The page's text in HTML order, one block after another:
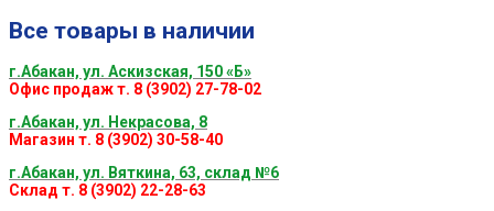
Все товары в наличии
г.Абакан, ул. Аскизская, 150 «Б»
Офис продаж т. 8 (3902) 27-78-02
г.Абакан, ул. Некрасова, 8
Магазин т. 8 (3902) 30-58-40
г.Абакан, ул. Вяткина, 63, склад №6
Склад т. 8 (3902) 22-28-63